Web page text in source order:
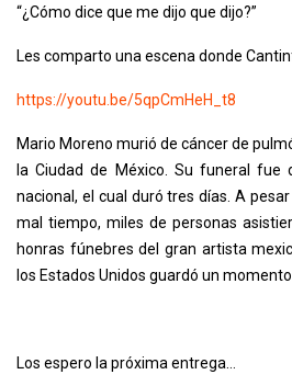
“¿Cómo dice que me dijo que dijo?”
Les comparto una escena donde
https://youtu.be/5qpCmHeH_t8
Mario Moreno murió de cáncer de
la Ciudad de México. Su funeral fue
nacional, el cual duró tres días. A
mal tiempo, miles de personas
honras fúnebres del gran artista
los Estados Unidos guardó un momento
Los espero la próxima entrega…